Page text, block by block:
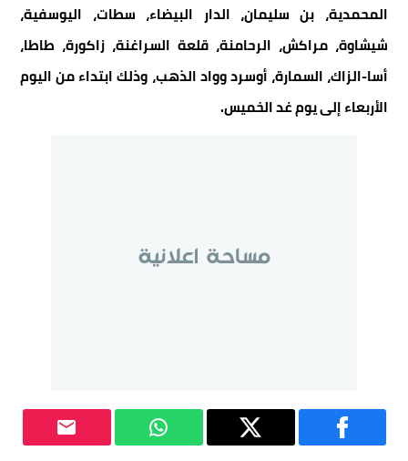
المحمدية، بن سليمان، الدار البيضاء، سطات، اليوسفية،
شيشاوة، مراكش، الرحامنة، قلعة السراغنة، زاكورة، طاطا،
أسا-الزاك، السمارة، أوسرد وواد الذهب، وذلك ابتداء من اليوم
الأربعاء إلى يوم غد الخميس.